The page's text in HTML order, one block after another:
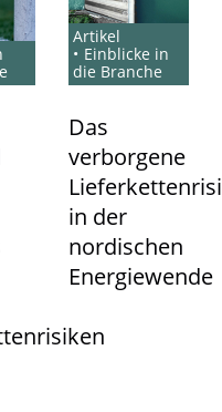
Artikel
Einblicke in
die Branche
Das
verborgene
in der
nordischen
Energiewende